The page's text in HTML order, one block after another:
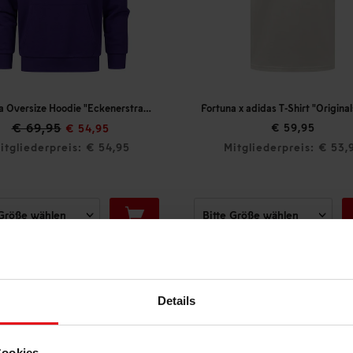
Details
Fortuna x adidas T-Shirt "Originals" Off-White
€ 59,95
Mitgliederpreis: € 53,96
T-Shirt
€ 24,95
DAS KÖNNTE DIR AUCH GEFALLEN